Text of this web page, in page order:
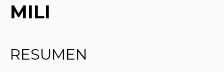
MILI
RESUMEN